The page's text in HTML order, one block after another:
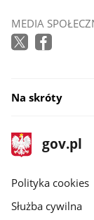
MEDIA
Na skróty
stopka
gov.pl
Strona
gov.pl
gov.pl
Polityka cookies
Służba cywilna